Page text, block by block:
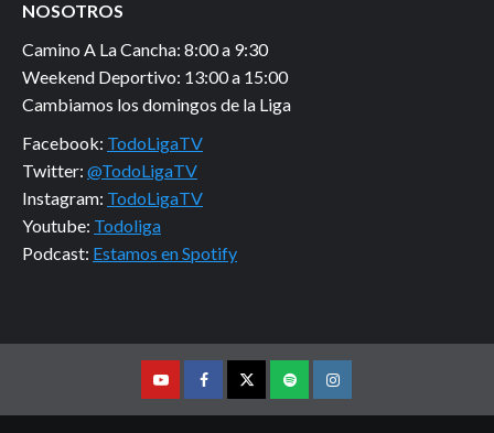
NOSOTROS
Camino A La Cancha: 8:00 a 9:30
Weekend Deportivo: 13:00 a 15:00
Cambiamos los domingos de la Liga
Facebook: TodoLigaTV
Twitter: @TodoLigaTV
Instagram: TodoLigaTV
Youtube: Todoliga
Podcast: Estamos en Spotify
YoutubeFacebookTwitterPodcastInstagram